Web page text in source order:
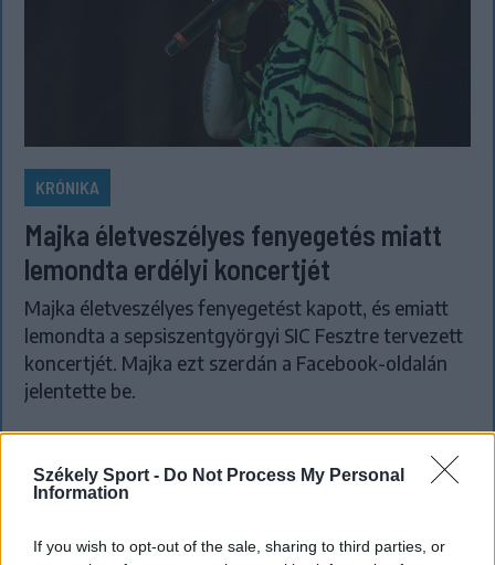
Székely Sport - Do Not Process My Personal
Information
If you wish to opt-out of the sale, sharing to third parties, or
KRÓNIKA
Majka életveszélyes fenyegetés miatt
lemondta erdélyi koncertjét
Majka életveszélyes fenyegetést kapott, és emiatt
lemondta a sepsiszentgyörgyi SIC Fesztre tervezett
koncertjét. Majka ezt szerdán a Facebook-oldalán
jelentette be.